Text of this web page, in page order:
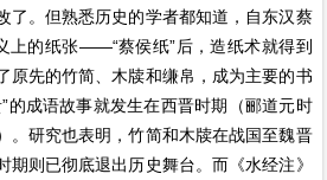
了。但熟悉历史的学者都知道，自东汉蔡
上的纸张——“蔡侯纸”后，造纸术就得到
原先的竹简、木牍和缣帛，成为主要的书
的成语故事就发生在西晋时期（郦道元时
。研究也表明，竹简和木牍在战国至魏晋
期则已彻底退出历史舞台。而《水经注》